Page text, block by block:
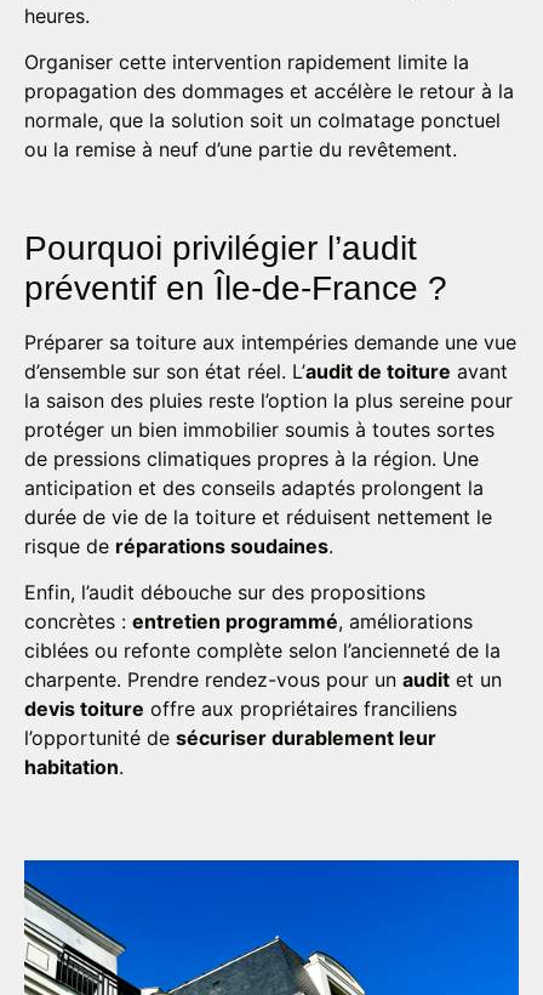
heures.
Organiser cette intervention rapidement limite la
propagation des dommages et accélère le retour à la
normale, que la solution soit un colmatage ponctuel
ou la remise à neuf d’une partie du revêtement.
Pourquoi privilégier l’audit
préventif en Île-de-France ?
Préparer sa toiture aux intempéries demande une vue
d’ensemble sur son état réel. L’audit de toiture avant
la saison des pluies reste l’option la plus sereine pour
protéger un bien immobilier soumis à toutes sortes
de pressions climatiques propres à la région. Une
anticipation et des conseils adaptés prolongent la
durée de vie de la toiture et réduisent nettement le
risque de réparations soudaines.
Enfin, l’audit débouche sur des propositions
concrètes : entretien programmé, améliorations
ciblées ou refonte complète selon l’ancienneté de la
charpente. Prendre rendez-vous pour un audit et un
devis toiture offre aux propriétaires franciliens
l’opportunité de sécuriser durablement leur
habitation.